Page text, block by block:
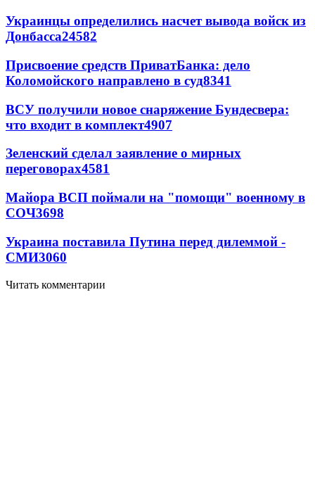
Украинцы определились насчет вывода войск из
Донбасса24582
Присвоение средств ПриватБанка: дело
Коломойского направлено в суд8341
ВСУ получили новое снаряжение Бундесвера:
что входит в комплект4907
Зеленский сделал заявление о мирных
переговорах4581
Майора ВСП поймали на "помощи" военному в
СОЧ3698
Украина поставила Путина перед дилеммой -
СМИ3060
Читать комментарии